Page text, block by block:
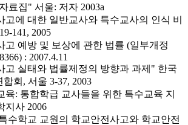
료집" 서울: 저자 2003a
고에 대한 일반교사와 특수교사의 인식 비
141, 2005
고 예방 및 보상에 관한 법률 (일부개정
: 2007.4.11
고 실태와 법률제정의 방향과 과제" 한국
회, 서울 3-37, 2003
육: 통합학급 교사들을 위한 특수교육 지
지사 2006
수학교 교원의 학교안전사고와 학교안전